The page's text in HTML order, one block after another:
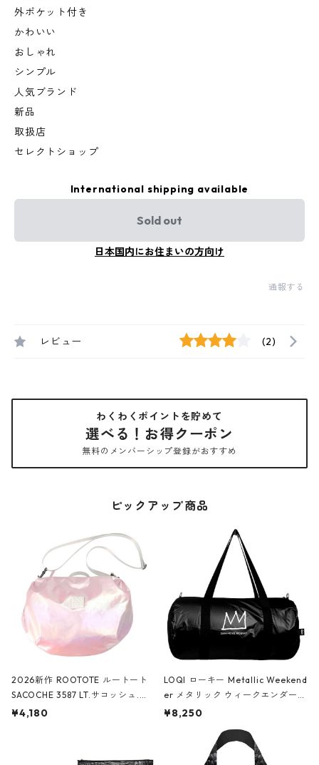
外ポケット付き
かわいい
おしゃれ
シンプル
人気ブランド
新品
取扱店
セレクトショップ
International shipping available
Sold out
日本国内にお住まいの方向け
通報する
レビュー (2)
わくわくポイントを貯めて
選べる！お得クーポン
無料のメンバーシップ登録がおすすめ
ピックアップ商品
2026新作 ROOTOTE ルートート
SACOCHE 3587 LT.サコッシュ.ル
ミエ-B ショルダーバッグ グロスピ
¥4,180
LOQI ローキー Metallic Weekend
er メタリック ウィークエンダー
ボストンバッグ ショルダーバッグ
Black ジャン=ミッシェル・バスキ
ア/クラウン ブラック
¥8,250